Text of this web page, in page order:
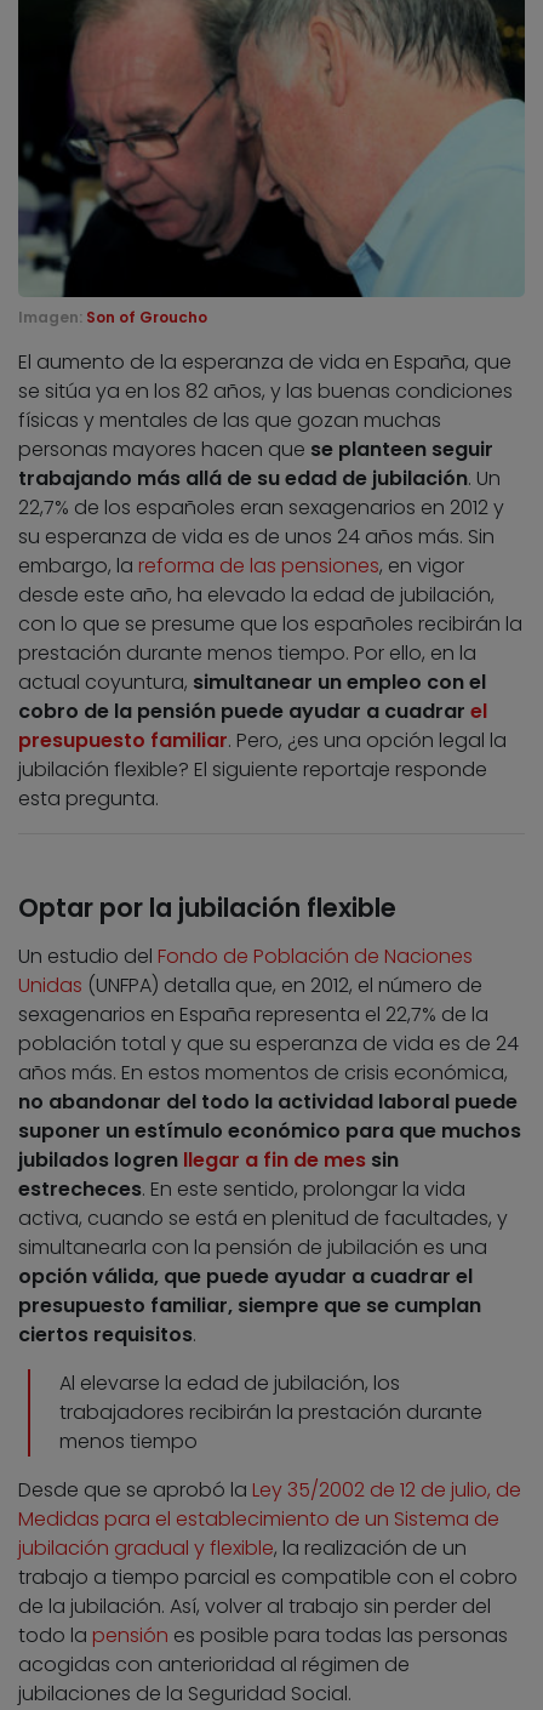
Imagen: Son of Groucho
El aumento de la esperanza de vida en España, que
se sitúa ya en los 82 años, y las buenas condiciones
físicas y mentales de las que gozan muchas
personas mayores hacen que se planteen seguir
trabajando más allá de su edad de jubilación. Un
22,7% de los españoles eran sexagenarios en 2012 y
su esperanza de vida es de unos 24 años más. Sin
embargo, la reforma de las pensiones, en vigor
desde este año, ha elevado la edad de jubilación,
con lo que se presume que los españoles recibirán la
prestación durante menos tiempo. Por ello, en la
actual coyuntura, simultanear un empleo con el
cobro de la pensión puede ayudar a cuadrar el
presupuesto familiar. Pero, ¿es una opción legal la
jubilación flexible? El siguiente reportaje responde
esta pregunta.
Optar por la jubilación flexible
Un estudio del Fondo de Población de Naciones
Unidas (UNFPA) detalla que, en 2012, el número de
sexagenarios en España representa el 22,7% de la
población total y que su esperanza de vida es de 24
años más. En estos momentos de crisis económica,
no abandonar del todo la actividad laboral puede
suponer un estímulo económico para que muchos
jubilados logren llegar a fin de mes sin
estrecheces. En este sentido, prolongar la vida
activa, cuando se está en plenitud de facultades, y
simultanearla con la pensión de jubilación es una
opción válida, que puede ayudar a cuadrar el
presupuesto familiar, siempre que se cumplan
ciertos requisitos.
Al elevarse la edad de jubilación, los
trabajadores recibirán la prestación durante
menos tiempo
Desde que se aprobó la Ley 35/2002 de 12 de julio, de
Medidas para el establecimiento de un Sistema de
jubilación gradual y flexible, la realización de un
trabajo a tiempo parcial es compatible con el cobro
de la jubilación. Así, volver al trabajo sin perder del
todo la pensión es posible para todas las personas
acogidas con anterioridad al régimen de
jubilaciones de la Seguridad Social.